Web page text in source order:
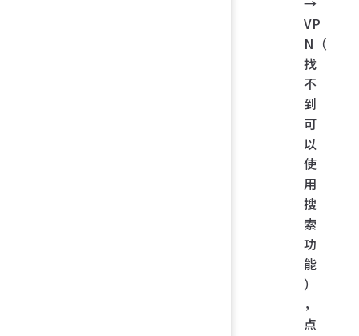
VP
N（
找
不
到
可
以
使
用
搜
索
功
能
）
，
点